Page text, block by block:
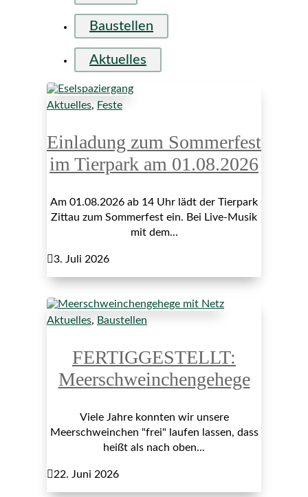
Baustellen
Aktuelles
Aktuelles, Feste
Einladung zum Sommerfest
im Tierpark am 01.08.2026
Am 01.08.2026 ab 14 Uhr lädt der Tierpark
Zittau zum Sommerfest ein. Bei Live-Musik
mit dem...
3. Juli 2026
Aktuelles, Baustellen
FERTIGGESTELLT:
Meerschweinchengehege
Viele Jahre konnten wir unsere
Meerschweinchen "frei" laufen lassen, dass
heißt als nach oben...
22. Juni 2026